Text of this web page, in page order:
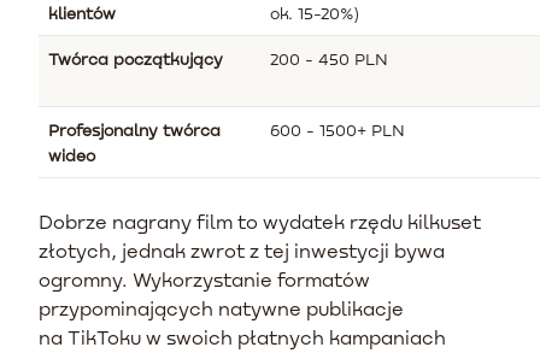
klientów
ok. 15-20%)
Twórca początkujący 200 - 450 PLN
Profesjonalny twórca
wideo
600 - 1500+ PLN
Dobrze nagrany film to wydatek rzędu kilkuset
złotych, jednak zwrot z tej inwestycji bywa
ogromny. Wykorzystanie formatów
przypominających natywne publikacje
na TikToku w swoich płatnych kampaniach